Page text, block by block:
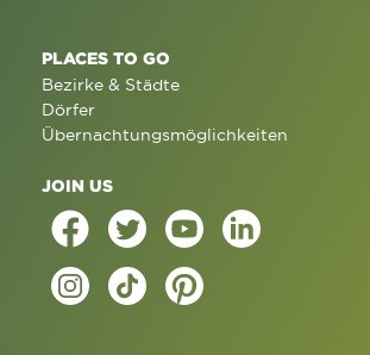
PLACES TO GO
Bezirke & Städte
Dörfer
Übernachtungsmöglichkeiten
JOIN US